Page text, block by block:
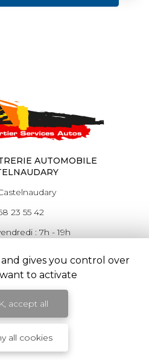
AUTOMOBILE
23 55 42
: 7h - 19h
Suivez-nous sur
un message
and gives you control over
to activate
accept all
all cookies